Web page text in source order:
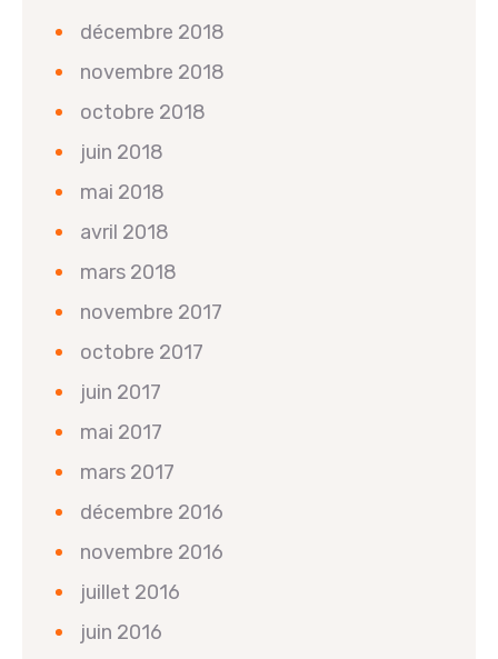
décembre 2018
novembre 2018
octobre 2018
juin 2018
mai 2018
avril 2018
mars 2018
novembre 2017
octobre 2017
juin 2017
mai 2017
mars 2017
décembre 2016
novembre 2016
juillet 2016
juin 2016